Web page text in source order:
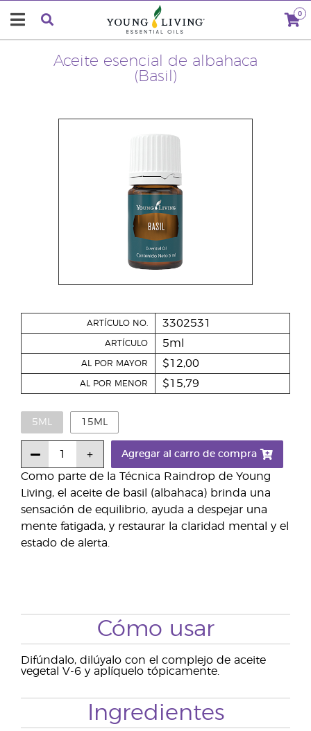
0
Aceite esencial de albahaca
(Basil)
Como parte de la Técnica Raindrop de Young
Living, el aceite de basil (albahaca) brinda una
sensación de equilibrio, ayuda a despejar una
mente fatigada, y restaurar la claridad mental y el
estado de alerta.
ARTÍCULO NO. 3302531
ARTÍCULO 5ml
AL POR MAYOR $12,00
AL POR MENOR $15,79
5ML 15ML
Agregar al carro de compra
Cómo usar
Difúndalo, dilúyalo con el complejo de aceite
vegetal V-6 y aplíquelo tópicamente.
Ingredientes